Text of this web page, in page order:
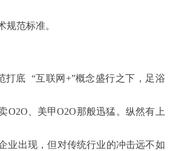
规范标准。
打底 “互联网+”概念盛行之下，足浴
O2O、美甲O2O那般迅猛。纵然有上
业出现，但对传统行业的冲击远不如